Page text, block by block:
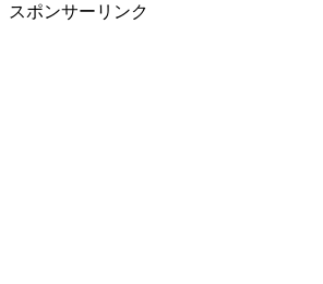
スポンサーリンク